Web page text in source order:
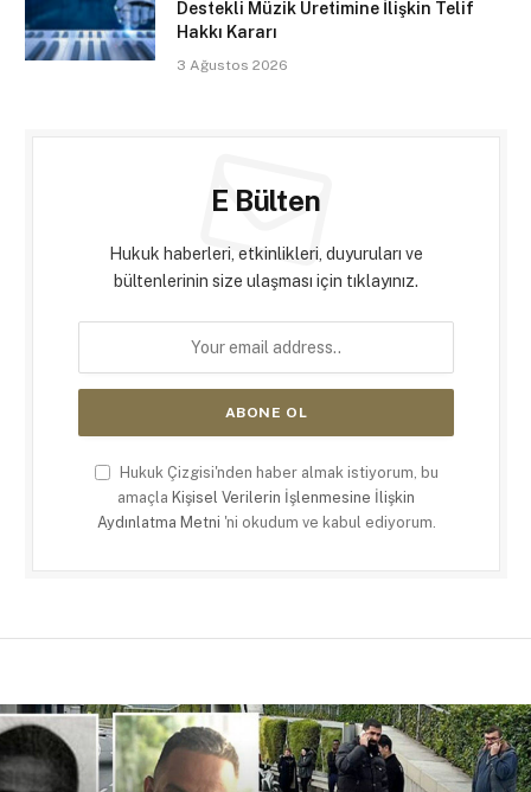
Destekli Müzik Üretimine İlişkin Telif
Hakkı Kararı
3 Ağustos 2026
E Bülten
Hukuk haberleri, etkinlikleri, duyuruları ve
bültenlerinin size ulaşması için tıklayınız.
Hukuk Çizgisi'nden haber almak istiyorum, bu
amaçla Kişisel Verilerin İşlenmesine İlişkin
Aydınlatma Metni 'ni okudum ve kabul ediyorum.